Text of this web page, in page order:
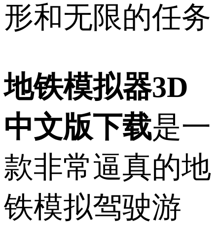
形和无限的任务
地铁模拟器3D
中文版下载是一
款非常逼真的地
铁模拟驾驶游